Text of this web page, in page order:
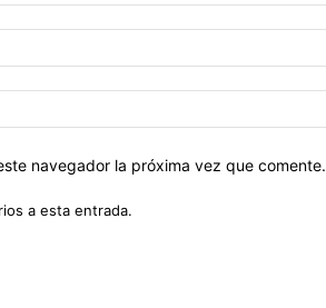
navegador la próxima vez que comente.
a esta entrada.